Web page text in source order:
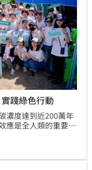
踐綠色行動
濃度達到近200萬年
應是全人類的重要議
要在活動期間於屈
1000棵樹，共同為